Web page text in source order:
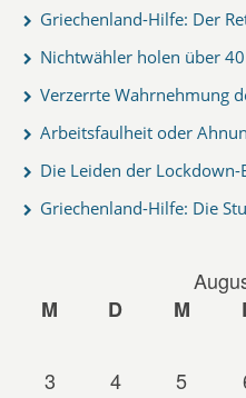
Griechenland-Hilfe: Der
Nichtwähler holen über
Verzerrte Wahrnehmung
Arbeitsfaulheit oder
Die Leiden der Lockdown-
Griechenland-Hilfe: Die
M
D M
3
4 5